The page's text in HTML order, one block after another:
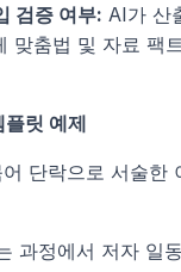
검증 여부: AI가 산
맞춤법 및 자료 팩
플릿 예제
단락으로 서술한
과정에서 저자 일